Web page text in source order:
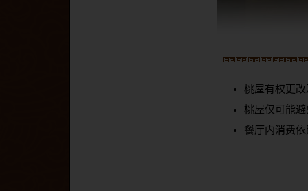
桃屋有权更
桃屋仅可能
餐厅内消费